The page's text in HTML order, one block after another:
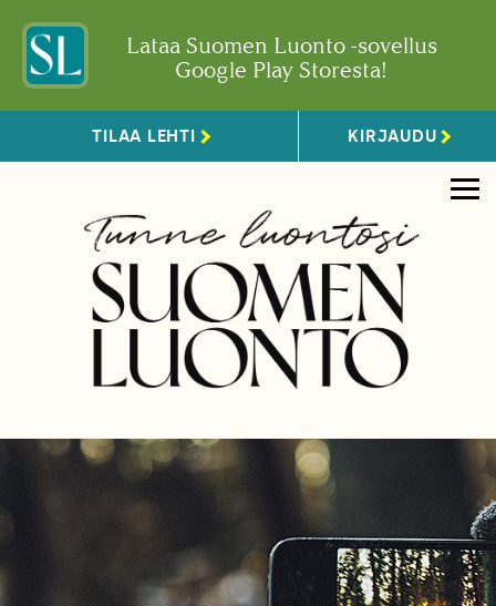
Lataa Suomen Luonto -sovellus
Google Play Storesta!
TILAA LEHTI KIRJAUDU